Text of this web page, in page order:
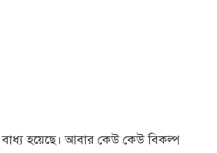
হয়েছে। আবার কেউ কেউ বিকল্প